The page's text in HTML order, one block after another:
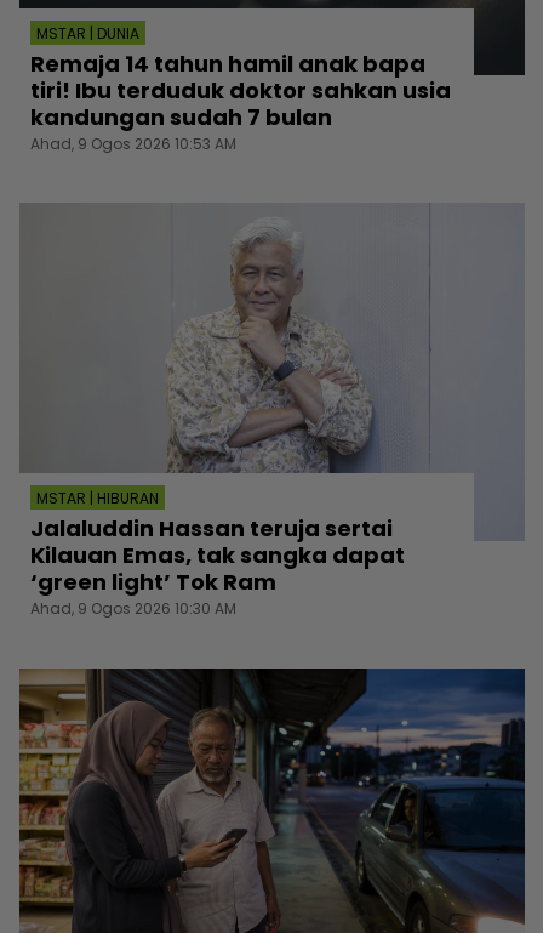
MSTAR | DUNIA
Remaja 14 tahun hamil anak bapa
tiri! Ibu terduduk doktor sahkan usia
kandungan sudah 7 bulan
Ahad, 9 Ogos 2026 10:53 AM
MSTAR | HIBURAN
Jalaluddin Hassan teruja sertai
Kilauan Emas, tak sangka dapat
‘green light’ Tok Ram
Ahad, 9 Ogos 2026 10:30 AM